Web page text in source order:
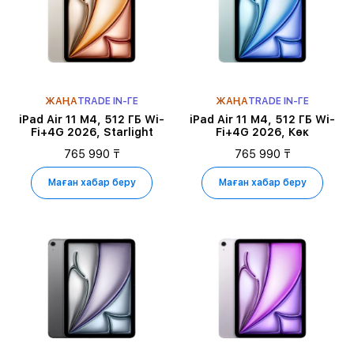
ЖАҢАTRADE IN-ГЕ
iPad Air 11 M4, 512 ГБ Wi-
Fi+4G 2026, Starlight
765 990 ₸
Маған хабар беру
ЖАҢАTRADE IN-ГЕ
iPad Air 11 M4, 512 ГБ Wi-
Fi+4G 2026, Көк
765 990 ₸
Маған хабар беру